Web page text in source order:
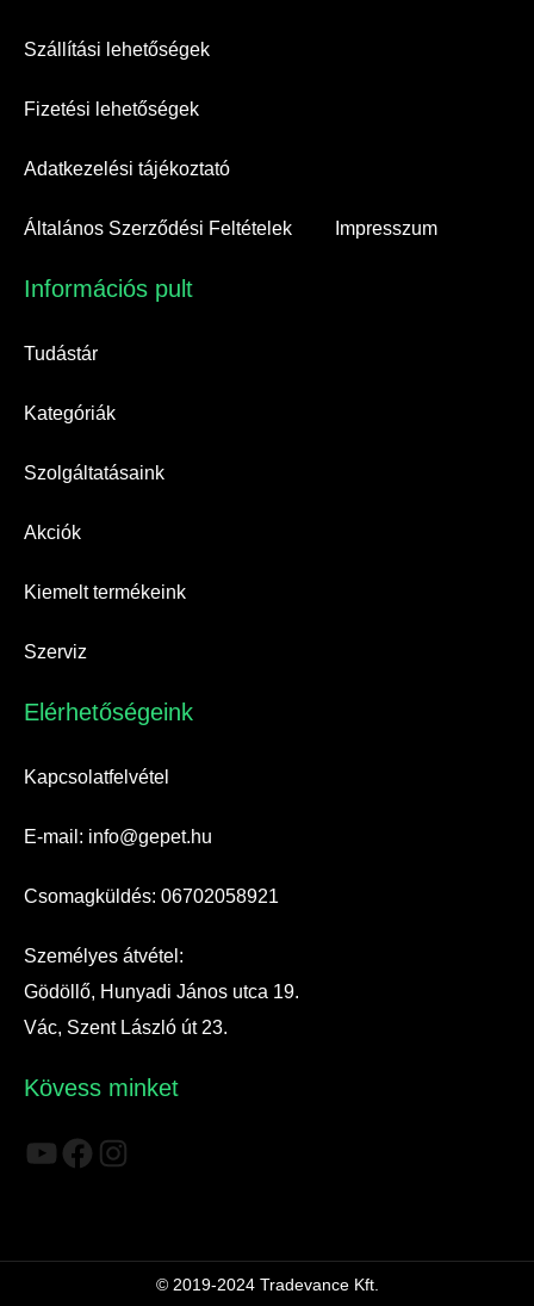
Szállítási lehetőségek
Fizetési lehetőségek
Adatkezelési tájékoztató
Általános Szerződési Feltételek Impresszum
Információs pult​
Tudástár
Kategóriák
Szolgáltatásaink
Akciók
Kiemelt termékeink
Szerviz
Elérhetőségeink​
Kapcsolatfelvétel
E-mail: info@gepet.hu
Csomagküldés: 06702058921
Személyes átvétel:
Gödöllő, Hunyadi János utca 19.
Vác, Szent László út 23.
Kövess minket
YouTube
Facebook
Instagram
© 2019-2024 Tradevance Kft.